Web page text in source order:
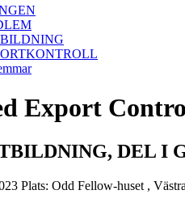
Export
DEL I
Plats: Odd Fellow-huset ,